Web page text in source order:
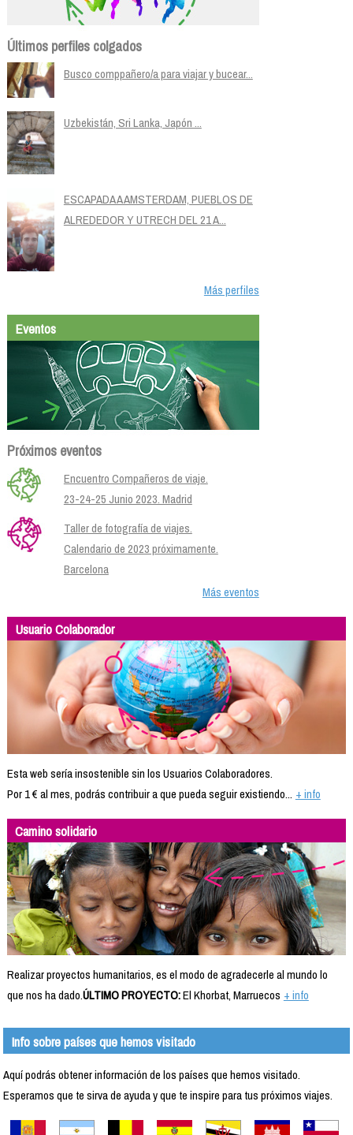
Últimos perfiles colgados
Busco comppañero/a para viajar y bucear...
Uzbekistán, Sri Lanka, Japón ...
ESCAPADA A AMSTERDAM, PUEBLOS DE
ALREDEDOR Y UTRECH DEL 21 A...
Más perfiles
Eventos
Próximos eventos
Encuentro Compañeros de viaje.
23-24-25 Junio 2023. Madrid
Taller de fotografía de viajes.
Calendario de 2023 próximamente.
Barcelona
Más eventos
Usuario Colaborador
Esta web sería insostenible sin los Usuarios Colaboradores.
Por 1 € al mes, podrás contribuir a que pueda seguir existiendo... + info
Camino solidario
Realizar proyectos humanitarios, es el modo de agradecerle al mundo lo
que nos ha dado.ÚLTIMO PROYECTO:El Khorbat, Marruecos + info
Info sobre países que hemos visitado
Aquí podrás obtener información de los países que hemos visitado.
Esperamos que te sirva de ayuda y que te inspire para tus próximos viajes.